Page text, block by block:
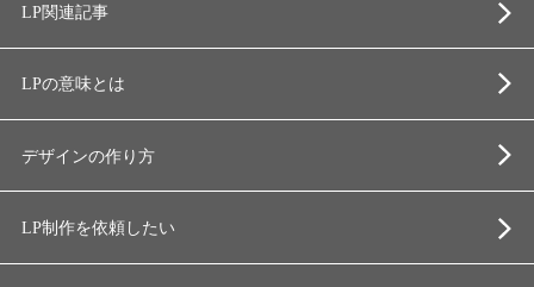
LP関連記事
LPの意味とは
デザインの作り方
LP制作を依頼したい